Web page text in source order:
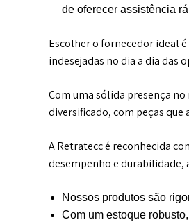
de oferecer assistência
Escolher o fornecedor ideal
indesejadas no dia a dia das
Com uma sólida presença
diversificado, com peças
A Retratecc é reconhecida
desempenho e durabilidade,
Nossos produtos são
Com um estoque